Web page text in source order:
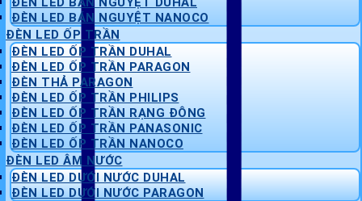
ĐÈN LED BÁN NGUYỆT NANOCO
ĐÈN LED ỐP TRẦN
ĐÈN LED ỐP TRẦN DUHAL
ĐÈN LED ỐP TRẦN PARAGON
ĐÈN THẢ PARAGON
ĐÈN LED ỐP TRẦN PHILIPS
ĐÈN LED ỐP TRẦN RẠNG ĐÔNG
ĐÈN LED ỐP TRẦN PANASONIC
ĐÈN LED ỐP TRẦN NANOCO
ĐÈN LED ÂM NƯỚC
ĐÈN LED DƯỚI NƯỚC DUHAL
ĐÈN LED DƯỚI NƯỚC PARAGON